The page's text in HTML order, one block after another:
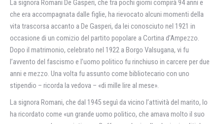
La signora Romani De Gasperi, che tra pochi giorni compirà 94 anni e
che era accompagnata dalle figlie, ha rievocato alcuni momenti della
vita trascorsa accanto a De Gasperi, da lei conosciuto nel 1921 in
occasione di un comizio del partito popolare a Cortina d’Ampezzo.
Dopo il matrimonio, celebrato nel 1922 a Borgo Valsugana, vi fu
l’avvento del fascismo e l’uomo politico fu rinchiuso in carcere per due
anni e mezzo. Una volta fu assunto come bibliotecario con uno
stipendio – ricorda la vedova – «di mille lire al mese».
La signora Romani, che dal 1945 seguì da vicino l’attività del marito, lo
ha ricordato come «un grande uomo politico, che amava molto il suo